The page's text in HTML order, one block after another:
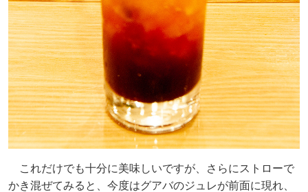
これだけでも十分に美味しいですが、さらにストローで
かき混ぜてみると、今度はグアバのジュレが前面に現れ、